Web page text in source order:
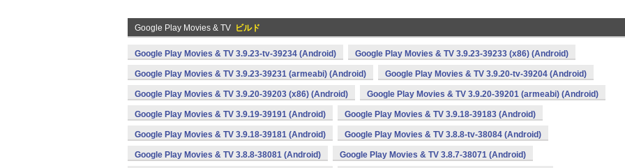
Google Play Movies & TV ビルド
Google Play Movies & TV 3.9.23-tv-39234 (Android) Google Play Movies & TV 3.9.23-39233 (x86) (Android)
Google Play Movies & TV 3.9.23-39231 (armeabi) (Android) Google Play Movies & TV 3.9.20-tv-39204 (Android)
Google Play Movies & TV 3.9.20-39203 (x86) (Android) Google Play Movies & TV 3.9.20-39201 (armeabi) (Android)
Google Play Movies & TV 3.9.19-39191 (Android) Google Play Movies & TV 3.9.18-39183 (Android)
Google Play Movies & TV 3.9.18-39181 (Android) Google Play Movies & TV 3.8.8-tv-38084 (Android)
Google Play Movies & TV 3.8.8-38081 (Android) Google Play Movies & TV 3.8.7-38071 (Android)